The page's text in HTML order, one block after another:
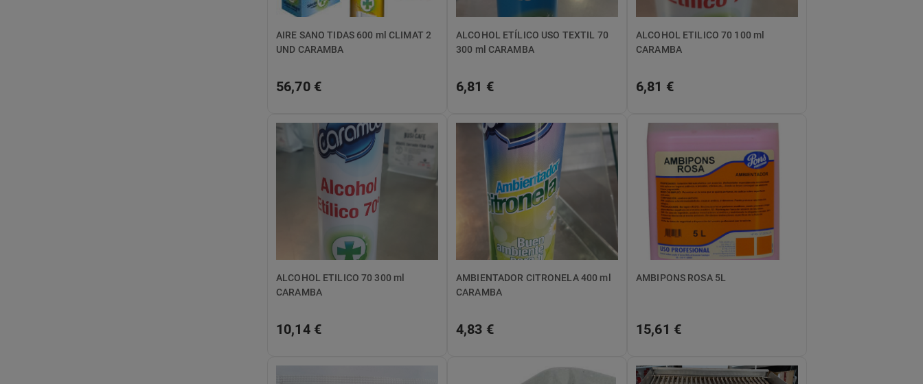
AIRE SANO TIDAS 600 ml CLIMAT 2
UND CARAMBA
56,70 €
ALCOHOL ETÍLICO USO TEXTIL 70
300 ml CARAMBA
6,81 €
ALCOHOL ETILICO 70 100 ml
CARAMBA
6,81 €
ALCOHOL ETILICO 70 300 ml
CARAMBA
10,14 €
AMBIENTADOR CITRONELA 400 ml
CARAMBA
4,83 €
AMBIPONS ROSA 5L
15,61 €